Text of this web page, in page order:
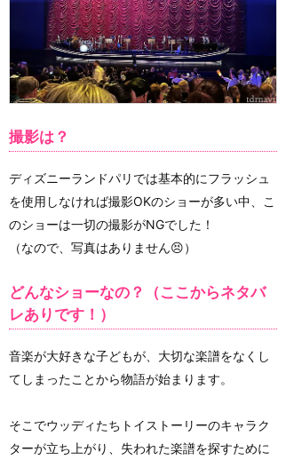
撮影は？
ディズニーランドパリでは基本的にフラッシュ
を使用しなければ撮影OKのショーが多い中、こ
のショーは一切の撮影がNGでした！
（なので、写真はありません😣）
どんなショーなの？（ここからネタバ
レありです！）
音楽が大好きな子どもが、大切な楽譜をなくし
てしまったことから物語が始まります。
そこでウッディたちトイストーリーのキャラク
ターが立ち上がり、失われた楽譜を探すために